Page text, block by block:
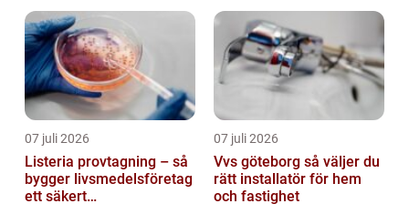
07 juli 2026
Listeria provtagning – så
bygger livsmedelsföretag
ett säkert
07 juli 2026
Vvs göteborg så väljer du
rätt installatör för hem
och fastighet